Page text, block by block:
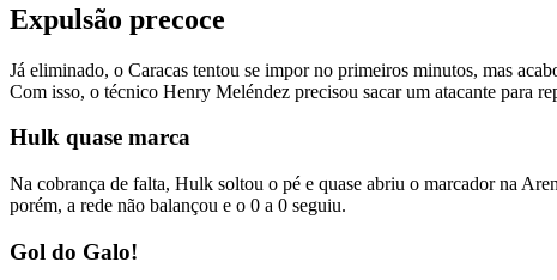
Expulsão precoce
Já eliminado, o Caracas tentou se impor no primeiros minutos, mas
Com isso, o técnico Henry Meléndez precisou sacar um atacante para
Hulk quase marca
Na cobrança de falta, Hulk soltou o pé e quase abriu o marcador na
porém, a rede não balançou e o 0 a 0 seguiu.
Gol do Galo!